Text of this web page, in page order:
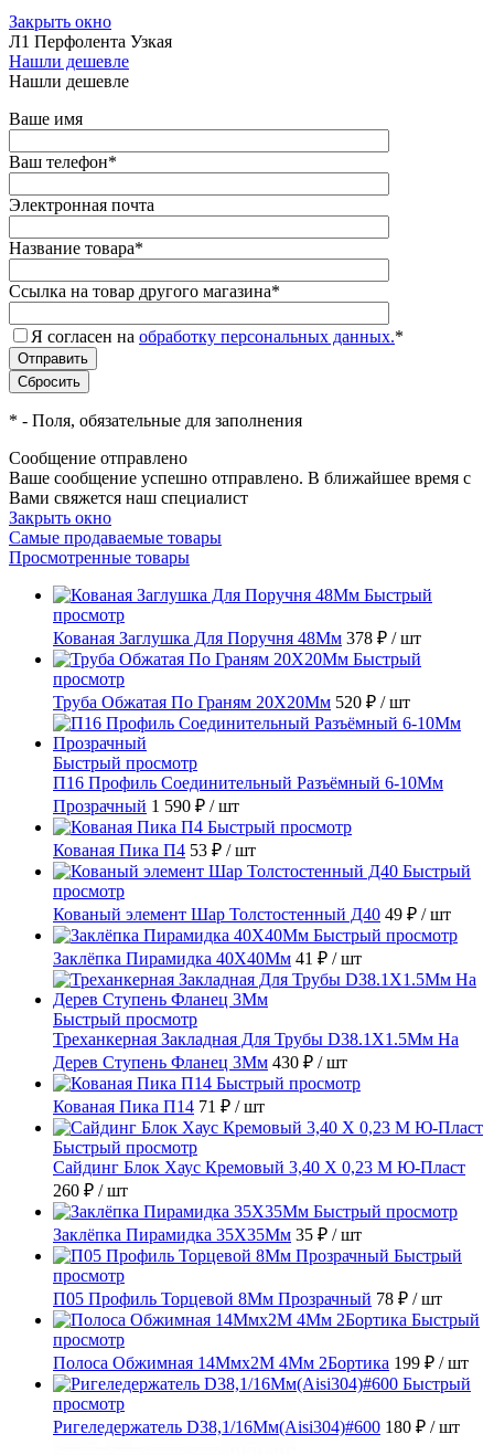
Закрыть окно
Л1 Перфолента Узкая
Нашли дешевле
Нашли дешевле
Ваше имя
Ваш телефон*
Электронная почта
Название товара*
Ссылка на товар другого магазина*
Я согласен на обработку персональных данных.*
* - Поля, обязательные для заполнения
Сообщение отправлено
Ваше сообщение успешно отправлено. В ближайшее время с
Вами свяжется наш специалист
Закрыть окно
Самые продаваемые товары
Просмотренные товары
Быстрый
просмотр
Кованая Заглушка Для Поручня 48Мм 378 ₽ / шт
Быстрый
просмотр
Труба Обжатая По Граням 20X20Мм 520 ₽ / шт
Быстрый просмотр
П16 Профиль Соединительный Разъёмный 6-10Мм
Прозрачный 1 590 ₽ / шт
Быстрый просмотр
Кованая Пика П4 53 ₽ / шт
Быстрый
просмотр
Кованый элемент Шар Толстостенный Д40 49 ₽ / шт
Быстрый просмотр
Заклёпка Пирамидка 40X40Мм 41 ₽ / шт
Быстрый просмотр
Треханкерная Закладная Для Трубы D38.1Х1.5Мм На
Дерев Ступень Фланец 3Мм 430 ₽ / шт
Быстрый просмотр
Кованая Пика П14 71 ₽ / шт
Быстрый просмотр
Сайдинг Блок Хаус Кремовый 3,40 Х 0,23 М Ю-Пласт
260 ₽ / шт
Быстрый просмотр
Заклёпка Пирамидка 35X35Мм 35 ₽ / шт
Быстрый
просмотр
П05 Профиль Торцевой 8Мм Прозрачный 78 ₽ / шт
Быстрый
просмотр
Полоса Обжимная 14Ммх2М 4Мм 2Бортика 199 ₽ / шт
Быстрый
просмотр
Ригеледержатель D38,1/16Мм(Aisi304)#600 180 ₽ / шт